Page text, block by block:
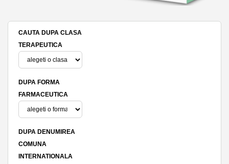
CAUTA DUPA CLASA
TERAPEUTICA
DUPA FORMA
FARMACEUTICA
DUPA DENUMIREA
COMUNA
INTERNATIONALA